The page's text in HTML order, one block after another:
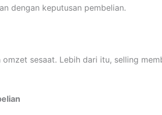
dengan keputusan pembelian.
sesaat. Lebih dari itu, selling